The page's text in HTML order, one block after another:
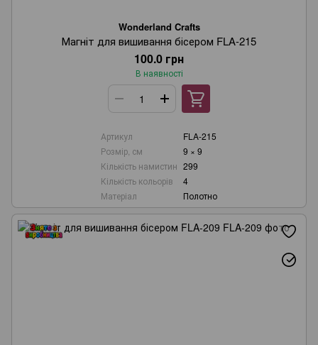
Wonderland Crafts
Магніт для вишивання бісером FLA-215
100.0 грн
В наявності
Артикул
FLA-215
Розмір, см
9 × 9
Кількість намистин 299
Кількість кольорів
4
Матеріал
Полотно